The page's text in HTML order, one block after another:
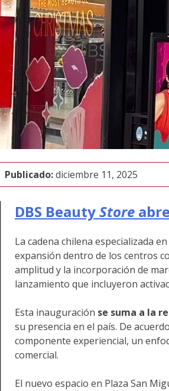
Publicado:diciembre 11, 2025
DBS BeautyStore
La cadena chilena especializada
expansión dentro de los centros
amplitud y la incorporación de
lanzamiento que incluyeron
Esta inauguración se suma a la
su presencia en el país. De
componente experiencial, un
comercial.
El nuevo espacio en Plaza San